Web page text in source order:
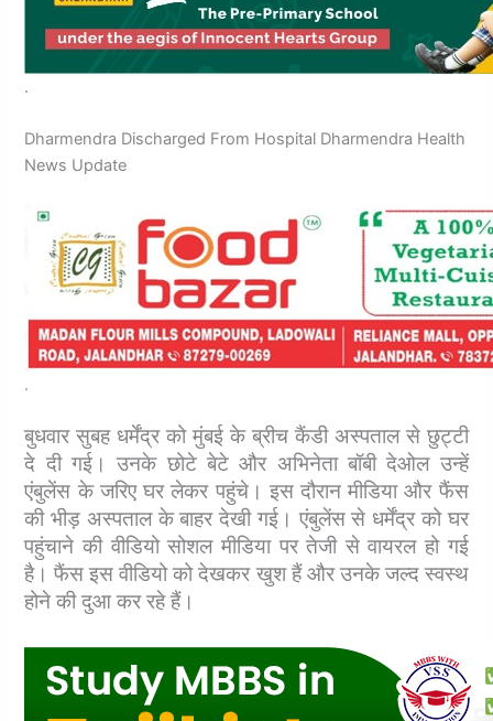
.
Dharmendra Discharged From Hospital Dharmendra Health
News Update
.
बुधवार सुबह धर्मेंद्र को मुंबई के ब्रीच कैंडी अस्पताल से छुट्टी
दे दी गई। उनके छोटे बेटे और अभिनेता बॉबी देओल उन्हें
एंबुलेंस के जरिए घर लेकर पहुंचे। इस दौरान मीडिया और फैंस
की भीड़ अस्पताल के बाहर देखी गई। एंबुलेंस से धर्मेंद्र को घर
पहुंचाने की वीडियो सोशल मीडिया पर तेजी से वायरल हो गई
है। फैंस इस वीडियो को देखकर खुश हैं और उनके जल्द स्वस्थ
होने की दुआ कर रहे हैं।